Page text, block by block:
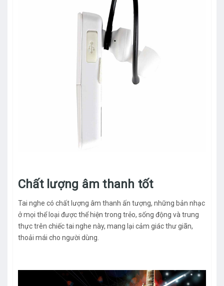
Chất lượng âm thanh tốt
Tai nghe có chất lượng âm thanh ấn tượng, những bản nhạc
ở mọi thể loại được thể hiện trong trẻo, sống động và trung
thực trên chiếc tai nghe này, mang lại cảm giác thư giãn,
thoải mái cho người dùng.